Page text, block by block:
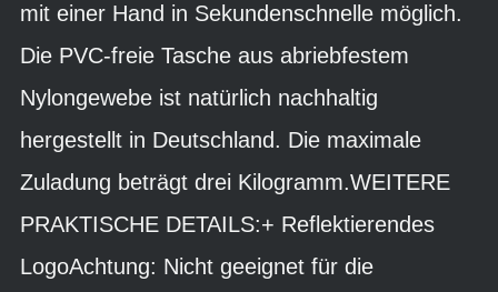
mit einer Hand in Sekundenschnelle möglich.
Die PVC-freie Tasche aus abriebfestem
Nylongewebe ist natürlich nachhaltig
hergestellt in Deutschland. Die maximale
Zuladung beträgt drei Kilogramm.WEITERE
PRAKTISCHE DETAILS:+ Reflektierendes
LogoAchtung: Nicht geeignet für die